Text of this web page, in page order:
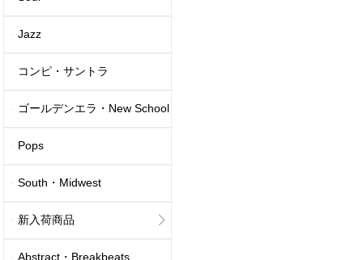
Jazz
コンピ・サントラ
ゴールデンエラ・New School
Pops
South・Midwest
新入荷商品
Abstract・Breakbeats